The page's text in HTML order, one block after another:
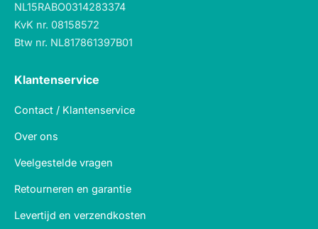
NL15RABO0314283374
KvK nr. 08158572
Btw nr. NL817861397B01
Klantenservice
Contact / Klantenservice
Over ons
Veelgestelde vragen
Retourneren en garantie
Levertijd en verzendkosten